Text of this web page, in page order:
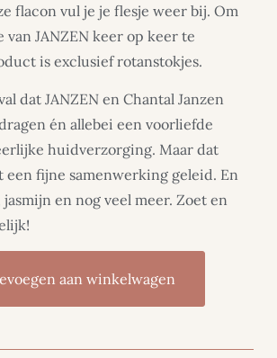
flacon vul je je flesje weer bij. Om
van JANZEN keer op keer te
is exclusief rotanstokjes.
dat JANZEN en Chantal Janzen
én allebei een voorliefde
huidverzorging. Maar dat
een fijne samenwerking geleid. En
en nog veel meer. Zoet en
aan winkelwagen